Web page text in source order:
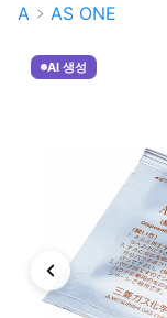
A AS ONE
AI 생성